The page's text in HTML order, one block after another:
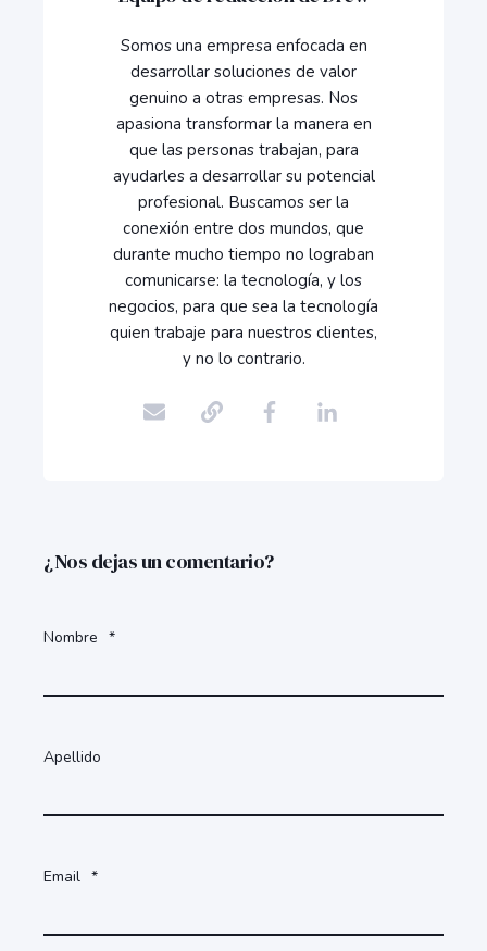
Somos una empresa enfocada en
desarrollar soluciones de valor
genuino a otras empresas. Nos
apasiona transformar la manera en
que las personas trabajan, para
ayudarles a desarrollar su potencial
profesional. Buscamos ser la
conexión entre dos mundos, que
durante mucho tiempo no lograban
comunicarse: la tecnología, y los
negocios, para que sea la tecnología
quien trabaje para nuestros clientes,
y no lo contrario.
¿Nos dejas un comentario?
Nombre *
Apellido
Email *